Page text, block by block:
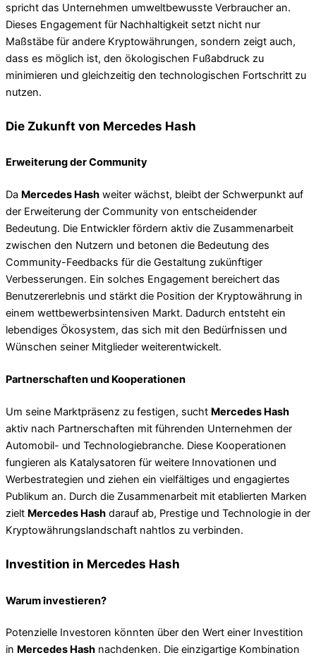
spricht das Unternehmen umweltbewusste Verbraucher an.
Dieses Engagement für Nachhaltigkeit setzt nicht nur
Maßstäbe für andere Kryptowährungen, sondern zeigt auch,
dass es möglich ist, den ökologischen Fußabdruck zu
minimieren und gleichzeitig den technologischen Fortschritt zu
nutzen.
Die Zukunft von Mercedes Hash
Erweiterung der Community
Da Mercedes Hash weiter wächst, bleibt der Schwerpunkt auf
der Erweiterung der Community von entscheidender
Bedeutung. Die Entwickler fördern aktiv die Zusammenarbeit
zwischen den Nutzern und betonen die Bedeutung des
Community-Feedbacks für die Gestaltung zukünftiger
Verbesserungen. Ein solches Engagement bereichert das
Benutzererlebnis und stärkt die Position der Kryptowährung in
einem wettbewerbsintensiven Markt. Dadurch entsteht ein
lebendiges Ökosystem, das sich mit den Bedürfnissen und
Wünschen seiner Mitglieder weiterentwickelt.
Partnerschaften und Kooperationen
Um seine Marktpräsenz zu festigen, sucht Mercedes Hash
aktiv nach Partnerschaften mit führenden Unternehmen der
Automobil- und Technologiebranche. Diese Kooperationen
fungieren als Katalysatoren für weitere Innovationen und
Werbestrategien und ziehen ein vielfältiges und engagiertes
Publikum an. Durch die Zusammenarbeit mit etablierten Marken
zielt Mercedes Hash darauf ab, Prestige und Technologie in der
Kryptowährungslandschaft nahtlos zu verbinden.
Investition in Mercedes Hash
Warum investieren?
Potenzielle Investoren könnten über den Wert einer Investition
in Mercedes Hash nachdenken. Die einzigartige Kombination